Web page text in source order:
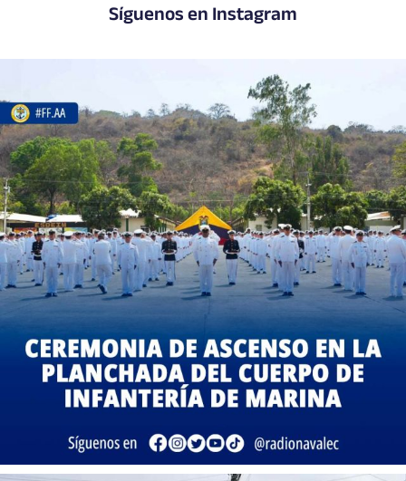
Síguenos en Instagram